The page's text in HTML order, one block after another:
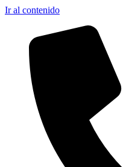
Ir al contenido